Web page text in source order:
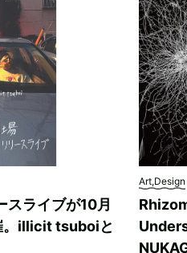
ライブが10月
。illicit tsuboiと
Art,Design